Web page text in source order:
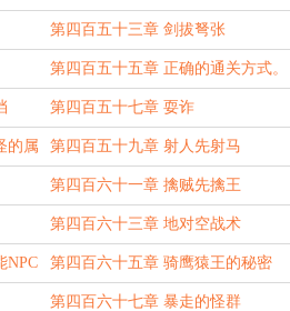
第四百五十三章 剑拔弩张
第四百五十五章 正确的通关方式。
第四百五十七章 耍诈
的属 第四百五十九章 射人先射马
第四百六十一章 擒贼先擒王
第四百六十三章 地对空战术
NPC 第四百六十五章 骑鹰猿王的秘密
第四百六十七章 暴走的怪群